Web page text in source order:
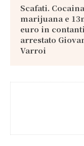
Scafati.
marijuana e
euro in
arrestato
Varroi